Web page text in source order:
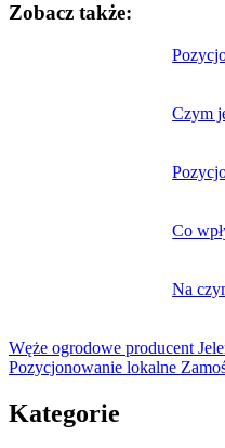
Zobacz także:
Czym
Co
Na
Węże ogrodowe producent
Pozycjonowanie lokalne
Kategorie